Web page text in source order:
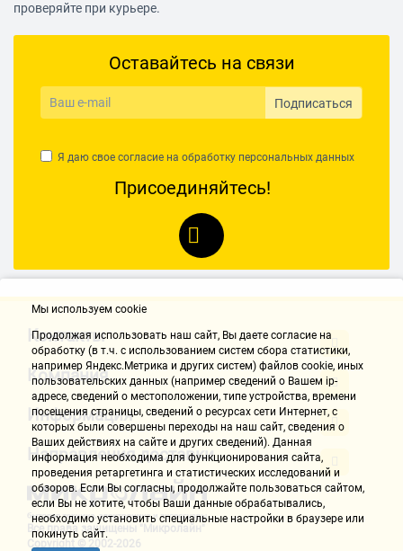
проверяйте при курьере.
Оставайтесь на связи
Подписаться
Я даю свое согласие на обработку персональных данных
Присоединяйтесь!
Контакты
Компания
Информация
Направления доставки
Все права защищены "Микролайн"
Copyright © 2002-2026
Мы используем cookie
Продолжая использовать наш cайт, Вы даете согласие на
обработку (в т.ч. с использованием систем сбора статистики,
например Яндекс.Метрика и других систем) файлов cookie, иных
пользовательских данных (например сведений о Вашем ip-
адресе, сведений о местоположении, типе устройства, времени
посещения страницы, сведений о ресурсах сети Интернет, с
которых были совершены переходы на наш сайт, сведения о
Ваших действиях на сайте и других сведений). Данная
информация необходима для функционирования сайта,
проведения ретаргетинга и статистических исследований и
обзоров. Если Вы согласны, продолжайте пользоваться сайтом,
если Вы не хотите, чтобы Ваши данные обрабатывались,
необходимо установить специальные настройки в браузере или
покинуть сайт.